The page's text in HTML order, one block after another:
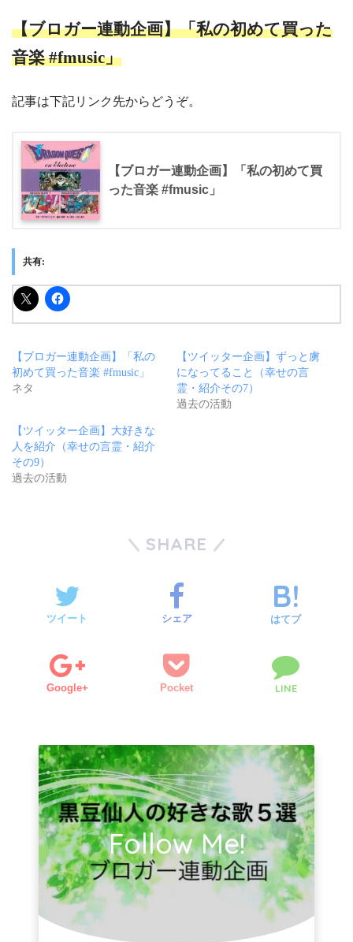
【ブロガー連動企画】「私の初めて買った
音楽 #fmusic」
記事は下記リンク先からどうぞ。
【ブロガー連動企画】「私の初めて買
った音楽 #fmusic」
共有:
【ブロガー連動企画】「私の
初めて買った音楽 #fmusic」
ネタ
【ツイッター企画】ずっと虜
になってること（幸せの言
霊・紹介その7）
過去の活動
【ツイッター企画】大好きな
人を紹介（幸せの言霊・紹介
その9）
過去の活動
SHARE
ツイート シェア はてブ
Google+ Pocket LINE
Follow Me!